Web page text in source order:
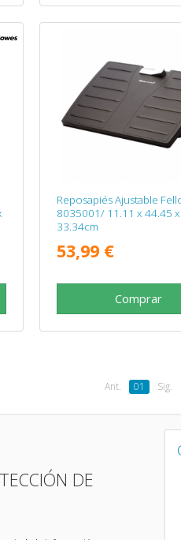
Reposapiés Ajustable
8035001/ 11.11 x 44.45 x
33.34cm
53,99 €
Comprar
Ant. 01 Sig.
DE